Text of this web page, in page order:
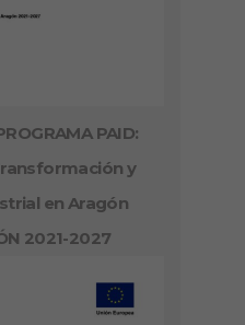
PAID:
y
en Aragón
2021-2027